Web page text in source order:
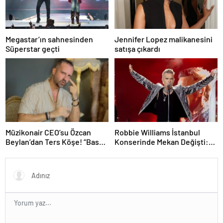
Megastar’ın sahnesinden
Süperstar geçti
Jennifer Lopez malikanesini
satışa çıkardı
Müzikonair CEO’su Özcan
Beylan’dan Ters Köşe! “Bas
Adımını Attı!
Robbie Williams İstanbul
Konserinde Mekan Değişti:
Taşındı!